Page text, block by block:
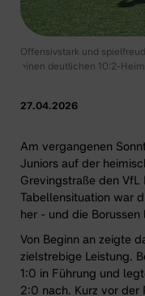
Offensivstark und
einen deutlichen 10:2-
27.04.2026
Am vergangenen
Juniors auf der
Grevingstraße den
Tabellensituation war
her - und die
Von Beginn an zeigte
zielstrebige Leistung.
1:0 in Führung und
2:0 nach. Kurz vor der